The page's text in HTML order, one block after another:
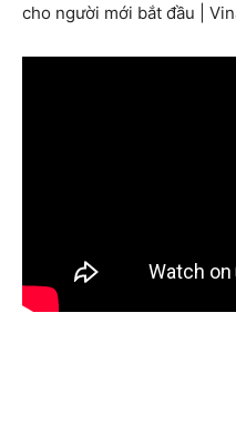
cho người mới bắt đầu |